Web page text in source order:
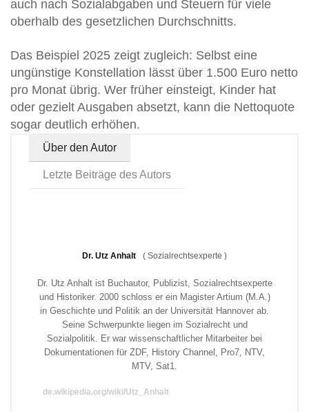
auch nach Sozialabgaben und Steuern für viele
oberhalb des gesetzlichen Durchschnitts.
Das Beispiel 2025 zeigt zugleich: Selbst eine
ungünstige Konstellation lässt über 1.500 Euro netto
pro Monat übrig. Wer früher einsteigt, Kinder hat
oder gezielt Ausgaben absetzt, kann die Nettoquote
sogar deutlich erhöhen.
Über den Autor
Letzte Beiträge des Autors
Dr. Utz Anhalt ( Sozialrechtsexperte )
Dr. Utz Anhalt ist Buchautor, Publizist, Sozialrechtsexperte
und Historiker. 2000 schloss er ein Magister Artium (M.A.)
in Geschichte und Politik an der Universität Hannover ab.
Seine Schwerpunkte liegen im Sozialrecht und
Sozialpolitik. Er war wissenschaftlicher Mitarbeiter bei
Dokumentationen für ZDF, History Channel, Pro7, NTV,
MTV, Sat1.
de.wikipedia.org/wiki/Utz_Anhalt